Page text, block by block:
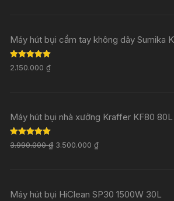
Máy hút bụi cầm tay không dây Sumika
Rated5.00
out of 5
2.150.000₫
Máy hút bụi nhà xưởng Kraffer KF80
Rated 5.00
out of 5
3.990.000₫ 3.500.000₫
Máy hút bụi HiClean SP30 1500W 30L